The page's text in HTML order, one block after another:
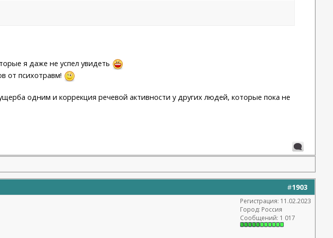
я даже не успел увидеть
от психотравм!
одним и коррекция речевой активности у других людей, которые пока не
#1903
Регистрация: 11.02.2023
Город: Россия
Сообщений: 1 017